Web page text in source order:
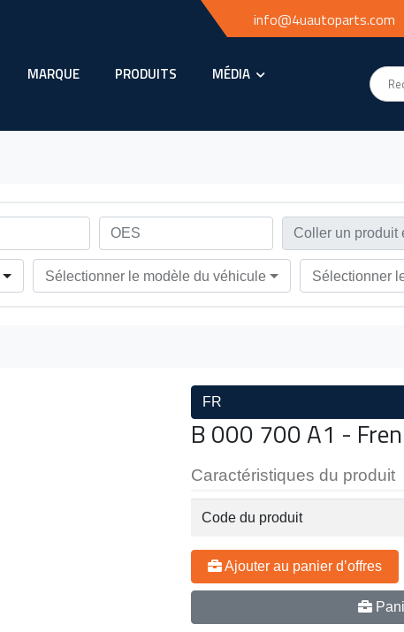
info@4uautoparts.com
MARQUE PRODUITS
MÉDIA
Sélectionner le modèle du véhicule Sélectionner
FR
B 000 700 A1 -
Caractéristiques du produit
Code du produit
Ajouter au panier d’offres